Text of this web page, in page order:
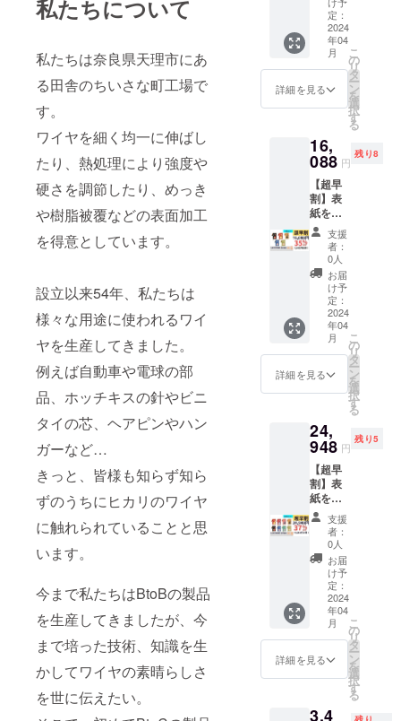
私たちについて
私たちは奈良県天理市にあ
る田舎のちいさな町工場で
す。
ワイヤを細く均一に伸ばし
たり、熱処理により強度や
硬さを調節したり、めっき
や樹脂被覆などの表面加工
を得意としています。
設立以来54年、私たちは
様々な用途に使われるワイ
ヤを生産してきました。
例えば自動車や電球の部
品、ホッチキスの針やビニ
タイの芯、ヘアピンやハン
ガーなど…
きっと、皆様も知らず知ら
ずのうちにヒカリのワイヤ
に触れられていることと思
います。
今まで私たちはBtoBの製品
を生産してきましたが、今
まで培った技術、知識を生
かしてワイヤの素晴らしさ
を世に伝えたい。
グ、予
備しお
り （一
般販売
価格
27,720
9,702円
色セッ
ト キャ
メル、
ルー、
レッ
ド、メ
ロン、
の5色
セット
です。
付属品
(1冊に
つき)：
交換リ
フィル
枚)、ス
ティッ
ク、予
備リン
グ、予
備しお
り （一
般販売
8,085円
お得）
定：
2024
年04
月
詳細を見る
こ
の
リ
タ
ー
ン
を
選
択
す
る
16,
088 円
残り8
【超早
割】表
紙を着
せ替え
出来る
「LUCE
RING
dress」
5冊セッ
ト 付属
品(1冊
につ
き)：交
換リ
フィル
(50
ティッ
ク、予
備リン
グ、予
備しお
り、和
柄厚紙1
枚(柄は
ランダ
ム)、白
厚紙2枚
（一般
販売価
24,750
円より
8,662円
支援
者：
0人
お届
け予
定：
2024
年04
月
詳細を見る
こ
の
リ
タ
ー
ン
を
選
択
す
る
24,
948 円
残り5
【超早
割】表
紙を着
せ替え
出来る
「LUCE
RING
dress」
全色
セット
レッ
ド、ブ
ルー、
キャメ
ル、サ
クラ、
ン、ボ
支援
者：
0人
お届
け予
定：
2024
年04
月
詳細を見る
こ
の
リ
タ
ー
ン
を
選
択
す
る
3,4